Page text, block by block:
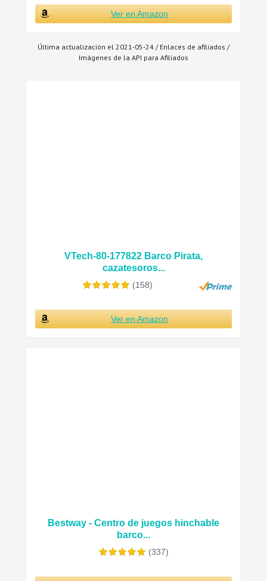
Ver en Amazon
Última actualización el 2021-05-24 / Enlaces de afiliados /
Imágenes de la API para Afiliados
VTech-80-177822 Barco Pirata,
cazatesoros...
(158)
Ver en Amazon
Bestway - Centro de juegos hinchable
barco...
(337)